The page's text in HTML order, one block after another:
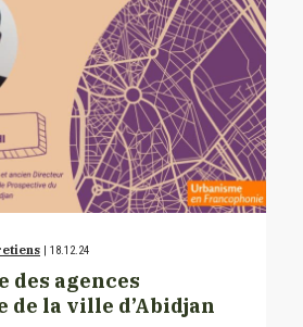
| 18.12.24
des agences
de la ville d’Abidjan